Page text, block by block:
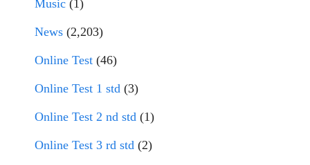
Music (1)
News (2,203)
Online Test (46)
Online Test 1 std (3)
Online Test 2 nd std (1)
Online Test 3 rd std (2)